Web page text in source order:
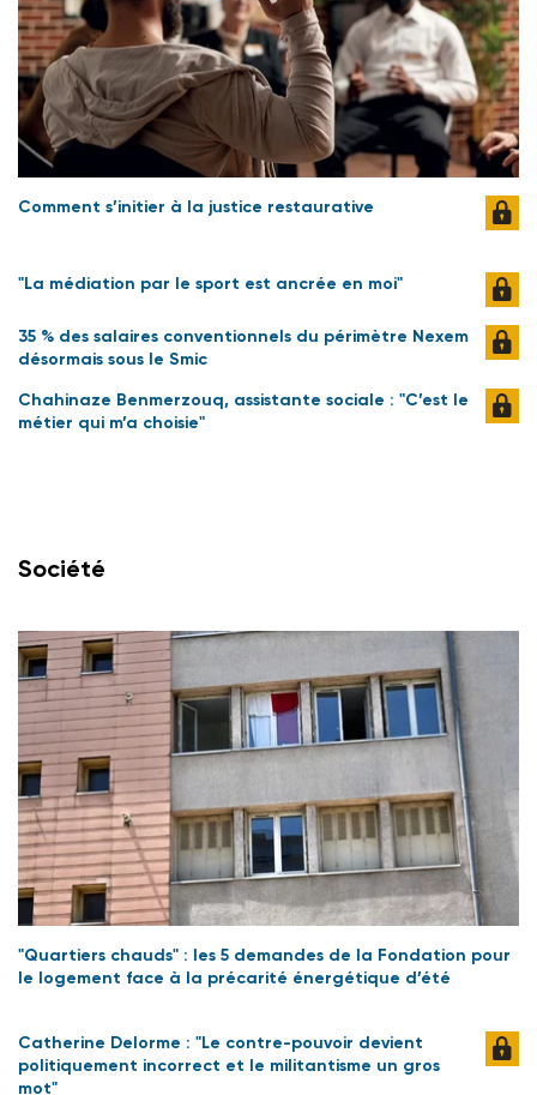
Comment s’initier à la justice restaurative
"La médiation par le sport est ancrée en moi"
35 % des salaires conventionnels du périmètre Nexem
désormais sous le Smic
Chahinaze Benmerzouq, assistante sociale : "C’est le
métier qui m’a choisie"
Société
"Quartiers chauds" : les 5 demandes de la Fondation pour
le logement face à la précarité énergétique d’été
Catherine Delorme : "Le contre-pouvoir devient
politiquement incorrect et le militantisme un gros
mot"